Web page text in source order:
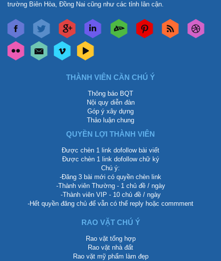
trường Biên Hòa, Đồng Nai cũng như các tỉnh lân cận.
THÀNH VIÊN CẦN CHÚ Ý
Thông báo BQT
Nội quy diễn đàn
Góp ý xây dựng
Thảo luận chung
QUYỀN LỢI THÀNH VIÊN
Được chèn 1 link dofollow bài viết
Được chèn 1 link dofollow chữ ký
Chú ý:
-Đăng 3 bài mới có quyền chèn link
-Thành viên Thường - 1 chủ đề / ngày
-Thành viên VIP - 10 chủ đề / ngày
-Hết quyền đăng chủ để vẫn có thể reply hoặc commment
RAO VẶT CHÚ Ý
Rao vặt tổng hợp
Rao vặt nhà đất
Rao vặt mỹ phẩm làm đẹp